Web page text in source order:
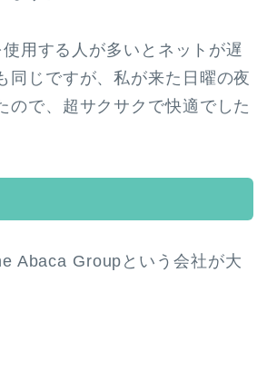
用する人が多いとネットが遅
同じですが、私が来た日曜の夜
ので、超サクサクで快適でした
Abaca Groupという会社が大